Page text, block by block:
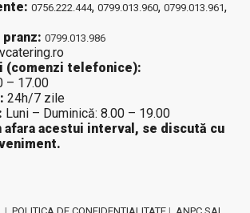
0756.222.444, 0799.013.960, 0799.013.961,
pranz: 0799.013.986
(comenzi telefonice):
– 17.00
24h/7 zile
Luni – Duminică: 8.00 – 19.00
acestui interval, se discută cu